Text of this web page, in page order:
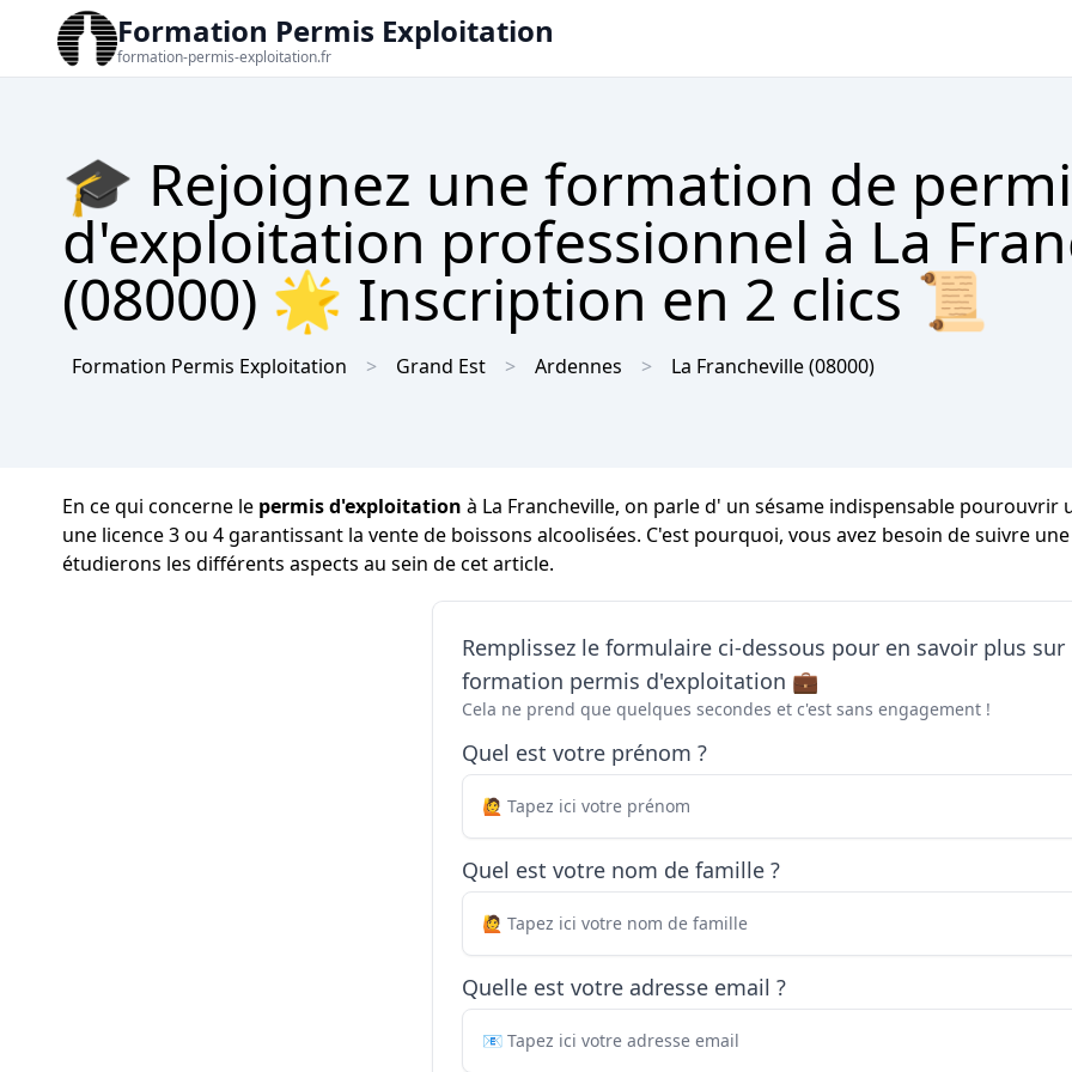
Formation Permis Exploitation
formation-permis-exploitation.fr
🎓 Rejoignez une formation de
d'exploitation professionnel à La
(08000) 🌟 Inscription en 2 clics 📜
Formation Permis Exploitation Grand Est Ardennes La Francheville(08000)
En ce qui concerne le permis d'exploitation à La Francheville, on parle d' un sésame indispensable
une licence 3 ou 4 garantissant la vente de boissons alcoolisées. C'est pourquoi, vous avez besoin de suivre
étudierons les différents aspects au sein de cet article.
Remplissez le formulaire ci-dessous pour en savoir plus sur
formation permis d'exploitation 💼
Cela ne prend que quelques secondes et c'est sans engagement !
Quel est votre prénom ?
Quel est votre nom de famille ?
Quelle est votre adresse email ?